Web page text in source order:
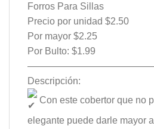
Forros Para Sillas
Precio por unidad $2.50
Por mayor $2.25
Por Bulto: $1.99
Descripción:
Con este cobertor que no
elegante puede darle mayor